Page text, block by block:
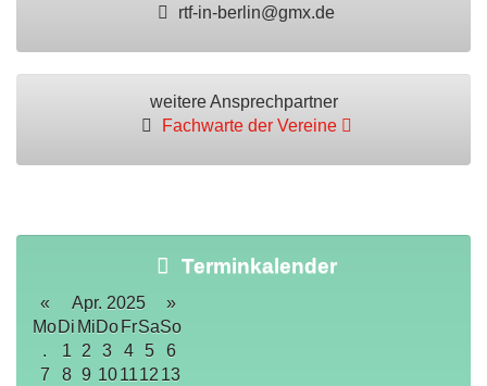
rtf-in-berlin@gmx.de
weitere Ansprechpartner
Fachwarte der Vereine
Terminkalender
« Apr. 2025
»
MoDi MiDo FrSaSo
.
1 2 3 4 5
6
7
8 9 10 1112 13